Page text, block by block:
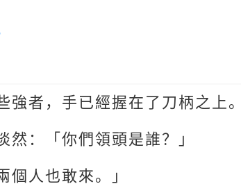
者，手已經握在了刀柄之上。
：「你們領頭是誰？」
個人也敢來。」